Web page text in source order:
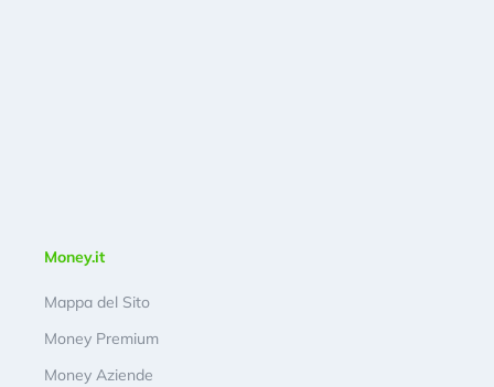
Money.it
Mappa del Sito
Money Premium
Money Aziende